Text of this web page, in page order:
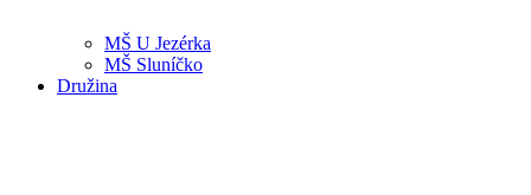
MŠ U Jezérka
MŠ Sluníčko
Družina